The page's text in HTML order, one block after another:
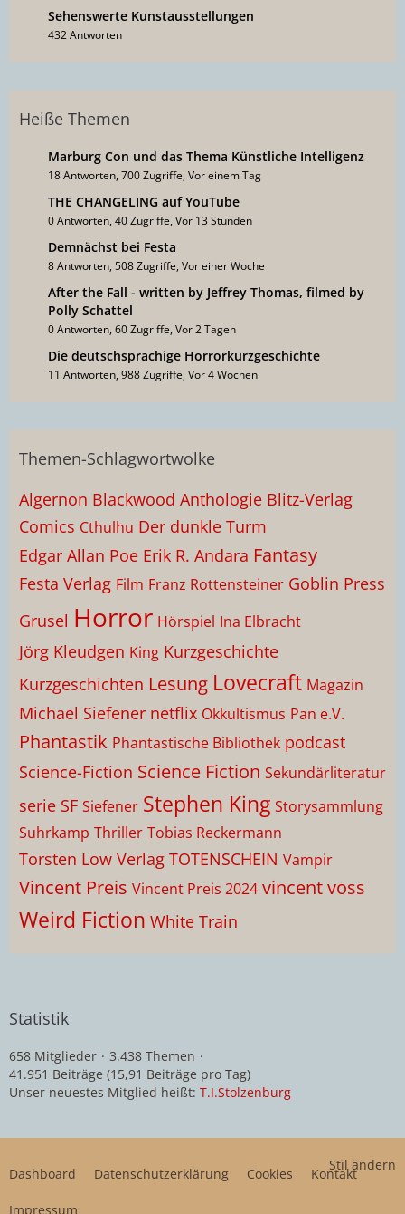
Sehenswerte Kunstausstellungen
432 Antworten
Heiße Themen
Marburg Con und das Thema Künstliche Intelligenz
18 Antworten, 700 Zugriffe, Vor einem Tag
THE CHANGELING auf YouTube
0 Antworten, 40 Zugriffe, Vor 13 Stunden
Demnächst bei Festa
8 Antworten, 508 Zugriffe, Vor einer Woche
After the Fall - written by Jeffrey Thomas, filmed by
Polly Schattel
0 Antworten, 60 Zugriffe, Vor 2 Tagen
Die deutschsprachige Horrorkurzgeschichte
11 Antworten, 988 Zugriffe, Vor 4 Wochen
Themen-Schlagwortwolke
Algernon Blackwood Anthologie Blitz-Verlag
Comics Cthulhu Der dunkle Turm
Edgar Allan Poe Erik R. Andara Fantasy
Festa Verlag Film Franz Rottensteiner Goblin Press
Grusel Horror Hörspiel Ina Elbracht
Jörg Kleudgen King Kurzgeschichte
Kurzgeschichten Lesung Lovecraft Magazin
Michael Siefener netflix Okkultismus Pan e.V.
Phantastik Phantastische Bibliothek podcast
Science-Fiction Science Fiction Sekundärliteratur
serie SF Siefener Stephen King Storysammlung
Suhrkamp Thriller Tobias Reckermann
Torsten Low Verlag TOTENSCHEIN Vampir
Vincent Preis Vincent Preis 2024 vincent voss
Weird Fiction White Train
Statistik
658 Mitglieder
3.438 Themen
41.951 Beiträge (15,91 Beiträge pro Tag)
Unser neuestes Mitglied heißt: T.I.Stolzenburg
Stil ändern
Dashboard Datenschutzerklärung Cookies Kontakt
Impressum